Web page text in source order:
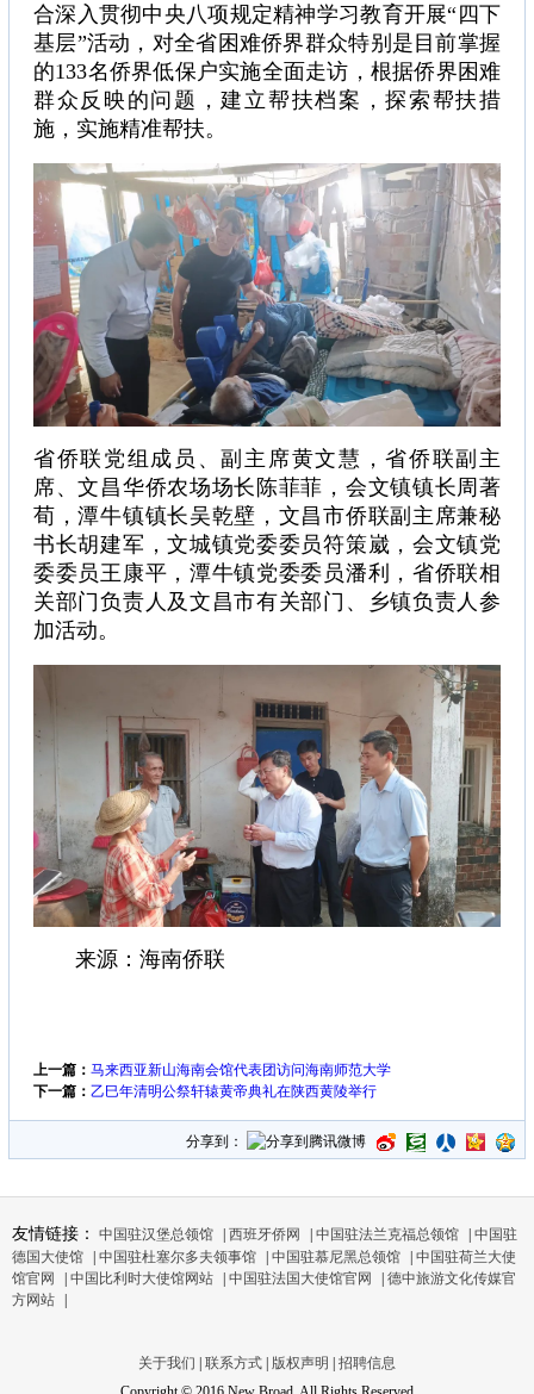
合深入贯彻中央八项规定精神学习教育开展“四下
基层”活动，对全省困难侨界群众特别是目前掌握
的133名侨界低保户实施全面走访，根据侨界困难
群众反映的问题，建立帮扶档案，探索帮扶措
施，实施精准帮扶。
省侨联党组成员、副主席黄文慧，省侨联副主
席、文昌华侨农场场长陈菲菲，会文镇镇长周著
荀，潭牛镇镇长吴乾壁，文昌市侨联副主席兼秘
书长胡建军，文城镇党委委员符策崴，会文镇党
委委员王康平，潭牛镇党委委员潘利，省侨联相
关部门负责人及文昌市有关部门、乡镇负责人参
加活动。
来源：海南侨联
上一篇： 马来西亚新山海南会馆代表团访问海南师范大学
下一篇： 乙巳年清明公祭轩辕黄帝典礼在陕西黄陵举行
分享到：
友情链接： 中国驻汉堡总领馆 西班牙侨网 中国驻法兰克福总领馆
中国驻
德国大使馆
中国驻杜塞尔多夫领事馆 中国驻慕尼黑总领馆
中国驻荷兰大使
馆官网
中国比利时大使馆网站 中国驻法国大使馆官网
德中旅游文化传媒官
方网站
关于我们 联系方式 版权声明
招聘信息